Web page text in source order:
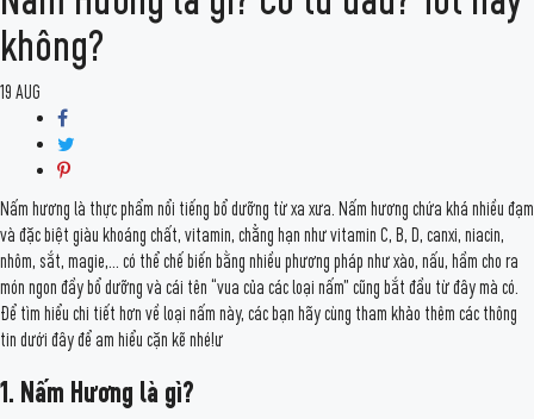
không?
19 AUG
Nấm hương là thực phẩm nổi tiếng bổ dưỡng từ xa xưa. Nấm hương chứa khá nhiều đạm
và đặc biệt giàu khoáng chất, vitamin, chẳng hạn như vitamin C, B, D, canxi, niacin,
nhôm, sắt, magie,… có thể chế biến bằng nhiều phương pháp như xào, nấu, hầm cho ra
món ngon đầy bổ dưỡng và cái tên “vua của các loại nấm” cũng bắt đầu từ đây mà có.
Để tìm hiểu chi tiết hơn về loại nấm này, các bạn hãy cùng tham khảo thêm các thông
tin dưới đây để am hiểu cặn kẽ nhé!ư
1. Nấm Hương là gì?